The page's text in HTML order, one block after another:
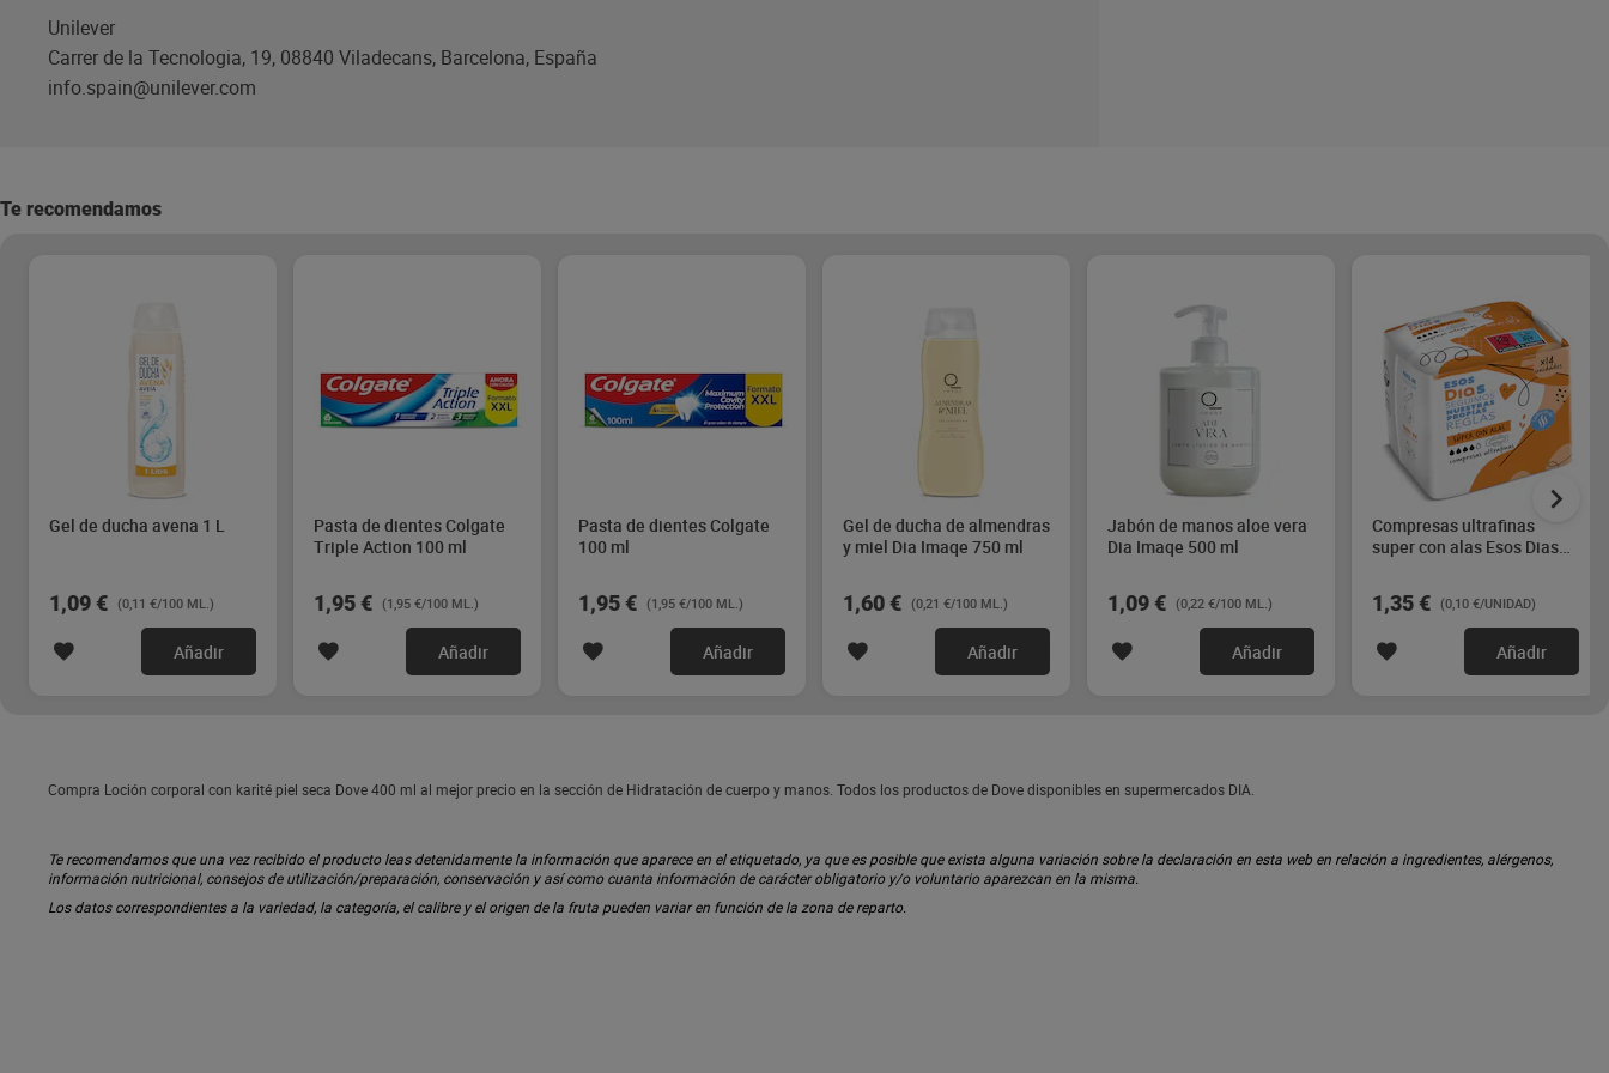
Unilever
Carrer de la Tecnologia, 19, 08840 Viladecans, Barcelona, España
info.spain@unilever.com
Te recomendamos
Gel de ducha avena 1 L
1,09 € (0,11 €/100 ML.)
Añadir
Pasta de dientes Colgate
Triple Action 100 ml
1,95 € (1,95 €/100 ML.)
Añadir
Pasta de dientes Colgate
100 ml
1,95 € (1,95 €/100 ML.)
Añadir
Gel de ducha de almendras
y miel Dia Imaqe 750 ml
1,60 € (0,21 €/100 ML.)
Añadir
Jabón de manos aloe vera
Dia Imaqe 500 ml
1,09 € (0,22 €/100 ML.)
Añadir
Compresas ultrafinas
super con alas Esos Dias
1,35 € (0,10 €/UNIDAD)
Añadir
Compra Loción corporal con karité piel seca Dove 400 ml al mejor precio en la sección de Hidratación de cuerpo y manos. Todos los productos de Dove disponibles en supermercados DIA.
Te recomendamos que una vez recibido el producto leas detenidamente la información que aparece en el etiquetado, ya que es posible que exista alguna variación sobre la declaración en esta web en relación a ingredientes, alérgenos,
información nutricional, consejos de utilización/preparación, conservación y así como cuanta información de carácter obligatorio y/o voluntario aparezcan en la misma.
Los datos correspondientes a la variedad, la categoría, el calibre y el origen de la fruta pueden variar en función de la zona de reparto.